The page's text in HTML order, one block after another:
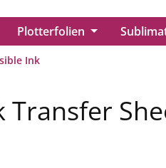
Plotterfolien
Ink